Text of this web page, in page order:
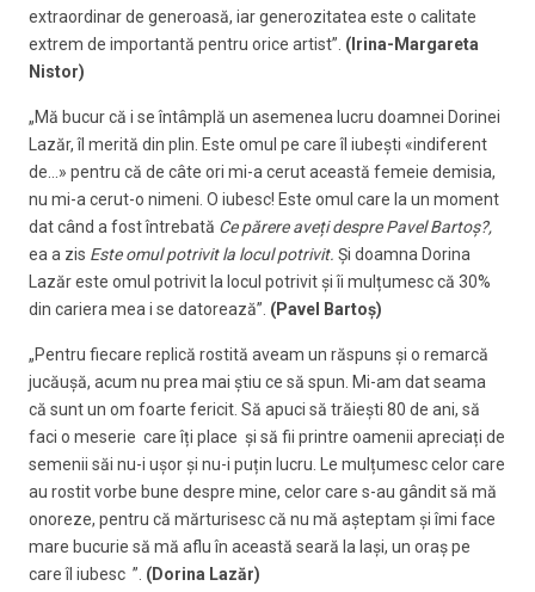
extraordinar de generoasă, iar generozitatea este o calitate
extrem de importantă pentru orice artist”. (Irina-Margareta
Nistor)
„Mă bucur că i se întâmplă un asemenea lucru doamnei Dorinei
Lazăr, îl merită din plin. Este omul pe care îl iubești «indiferent
de…» pentru că de câte ori mi-a cerut această femeie demisia,
nu mi-a cerut-o nimeni. O iubesc! Este omul care la un moment
dat când a fost întrebată Ce părere aveți despre Pavel Bartoș?,
ea a zis Este omul potrivit la locul potrivit. Și doamna Dorina
Lazăr este omul potrivit la locul potrivit și îi mulțumesc că 30%
din cariera mea i se datorează”. (Pavel Bartoș)
„Pentru fiecare replică rostită aveam un răspuns și o remarcă
jucăușă, acum nu prea mai știu ce să spun. Mi-am dat seama
că sunt un om foarte fericit. Să apuci să trăiești 80 de ani, să
faci o meserie care îți place și să fii printre oamenii apreciați de
semenii săi nu-i ușor și nu-i puțin lucru. Le mulțumesc celor care
au rostit vorbe bune despre mine, celor care s-au gândit să mă
onoreze, pentru că mărturisesc că nu mă așteptam și îmi face
mare bucurie să mă aflu în această seară la Iași, un oraș pe
care îl iubesc ”. (Dorina Lazăr)